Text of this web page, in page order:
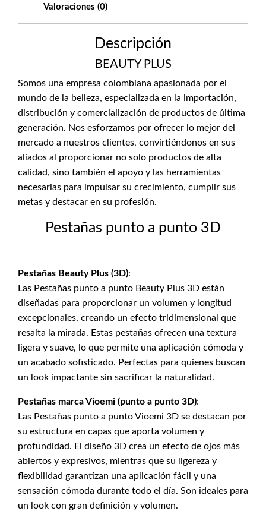
Valoraciones (0)
Descripción
BEAUTY PLUS
Somos una empresa colombiana apasionada por el
mundo de la belleza, especializada en la importación,
distribución y comercialización de productos de última
generación. Nos esforzamos por ofrecer lo mejor del
mercado a nuestros clientes, convirtiéndonos en sus
aliados al proporcionar no solo productos de alta
calidad, sino también el apoyo y las herramientas
necesarias para impulsar su crecimiento, cumplir sus
metas y destacar en su profesión.
Pestañas punto a punto 3D
Pestañas Beauty Plus (3D):
Las Pestañas punto a punto Beauty Plus 3D están
diseñadas para proporcionar un volumen y longitud
excepcionales, creando un efecto tridimensional que
resalta la mirada. Estas pestañas ofrecen una textura
ligera y suave, lo que permite una aplicación cómoda y
un acabado sofisticado. Perfectas para quienes buscan
un look impactante sin sacrificar la naturalidad.
Pestañas marca Vioemi (punto a punto 3D):
Las Pestañas punto a punto Vioemi 3D se destacan por
su estructura en capas que aporta volumen y
profundidad. El diseño 3D crea un efecto de ojos más
abiertos y expresivos, mientras que su ligereza y
flexibilidad garantizan una aplicación fácil y una
sensación cómoda durante todo el día. Son ideales para
un look con gran definición y volumen.